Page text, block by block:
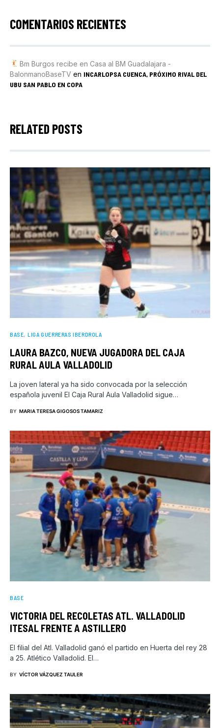
COMENTARIOS RECIENTES
Bm Burgos recibe en Casa al BM Guadalajara -
BalonmanoBaseTV en INCARLOPSA CUENCA, PRÓXIMO RIVAL DEL
UBU SAN PABLO EN COPA
RELATED POSTS
BASE LIGA GUERRERAS IBERDROLA
LAURA BAZCO, NUEVA JUGADORA DEL CAJA
RURAL AULA VALLADOLID
La joven lateral ya ha sido convocada por la selección
española juvenil El Caja Rural Aula Valladolid sigue…
BY MARIA TERESA GIGOSOS TAMARIZ
BASE
VICTORIA DEL RECOLETAS ATL. VALLADOLID
ITESAL FRENTE A ASTILLERO
El filial del Atl. Valladolid ganó el partido en Huerta del rey 28
a 25. Atlético Valladolid. El…
BY VÍCTOR VÁZQUEZ TAULER